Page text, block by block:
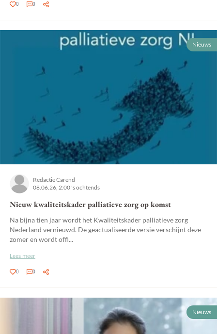
0 0
Nieuws
Redactie Carend
08.06.26, 2:00 's ochtends
Nieuw kwaliteitskader palliatieve zorg op komst
Na bijna tien jaar wordt het Kwaliteitskader palliatieve zorg
Nederland vernieuwd. De geactualiseerde versie verschijnt deze
zomer en wordt offi...
Lees meer
0 0
Nieuws